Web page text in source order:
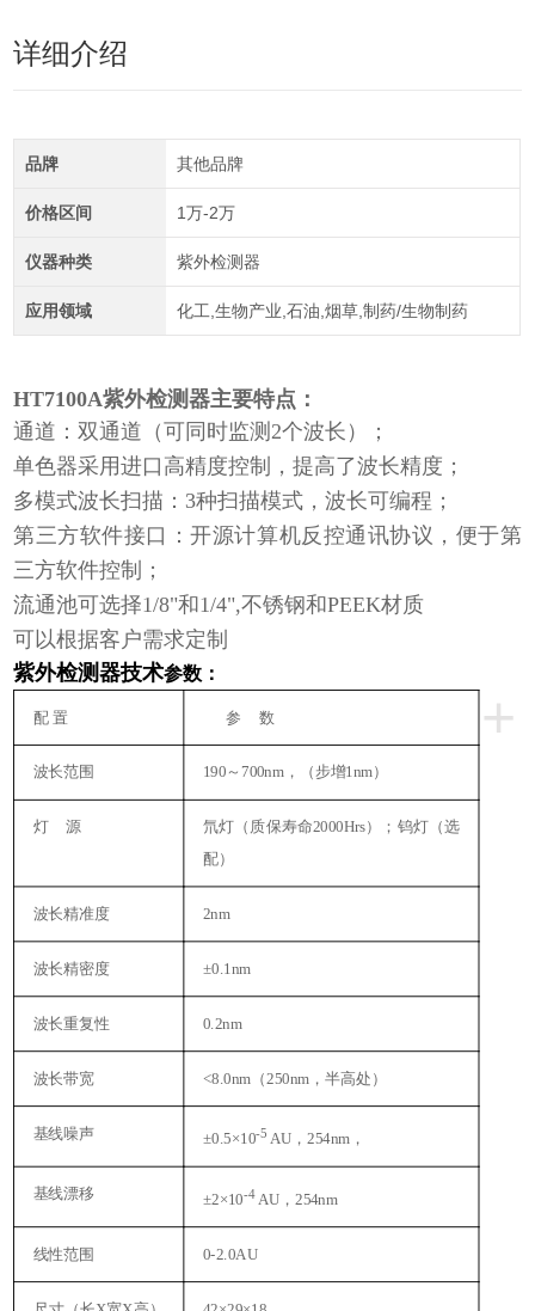
详细介绍
品牌 其他品牌
价格区间 1万-2万
仪器种类 紫外检测器
应用领域 化工,生物产业,石油,烟草,制药/生物制药
HT7100A紫外检测器主要特点：
通道：双通道（可同时监测2个波长）；
单色器采用进口高精度控制，提高了波长精度；
多模式波长扫描：3种扫描模式，波长可编程；
第三方软件接口：开源计算机反控通讯协议，便于第
三方软件控制；
流通池可选择1/8"和1/4",不锈钢和PEEK材质
可以根据客户需求定制
紫外检测器技术参数：
+
配 置 参 数
波长范围 190 ～ 700nm ，（步增1nm）
灯 源 氘灯（质保寿命2000Hrs）；钨灯（选
配）
波长精准度 2nm
波长精密度 ±0.1nm
波长重复性 0.2nm
波长带宽 <8.0nm （250nm ，半高处）
基线噪声 ±0.5×10-5 AU ，254nm ，
基线漂移 ±2×10-4AU ， 254nm
线性范围 0-2.0AU